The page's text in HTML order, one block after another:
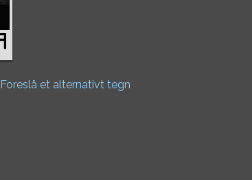
Foreslå et alternativt tegn